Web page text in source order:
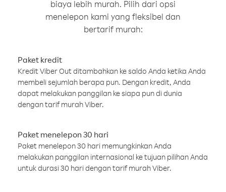
biaya lebih murah. Pilih dari opsi
menelepon kami yang fleksibel dan
bertarif murah:
Paket kredit
Kredit Viber Out ditambahkan ke saldo Anda ketika Anda
membeli sejumlah berapa pun. Dengan kredit, Anda
dapat melakukan panggilan ke siapa pun di dunia
dengan tarif murah Viber.
Paket menelepon 30 hari
Paket menelepon 30 hari memungkinkan Anda
melakukan panggilan internasional ke tujuan pilihan Anda
untuk durasi 30 hari dengan tarif murah Viber.